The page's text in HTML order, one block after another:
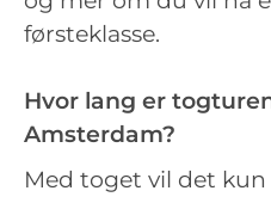
førsteklasse.
Hvor lang er
Amsterdam?
Med toget vil det